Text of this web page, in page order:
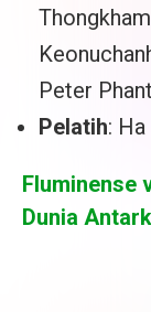
Peter
Pelatih:
Fluminense
Dunia